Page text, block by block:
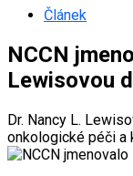
Článek
NCCN
Lewisovou
Dr. Nancy L.
onkologické péči a